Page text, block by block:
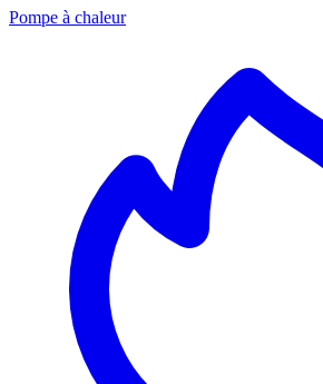
Pompe à chaleur